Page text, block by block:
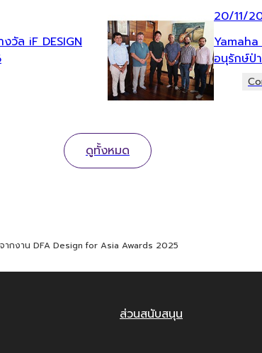
วัล iF DESIGN
20/11/
อนุรักษ์ป่
ดูทั้งหมด
กงาน DFA Design for Asia Awards 2025
ส่วนสนับสนุน